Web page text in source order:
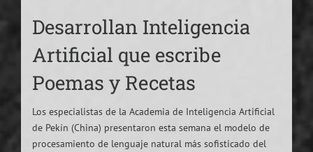
Desarrollan Inteligencia
Artificial que escribe
Poemas y Recetas
Los especialistas de la Academia de Inteligencia Artificial
de Pekín (China) presentaron esta semana el modelo de
procesamiento de lenguaje natural más sofisticado del